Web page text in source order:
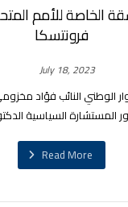
الخاصة للأمم
فرونتسكا
July 18, 2023
Read More